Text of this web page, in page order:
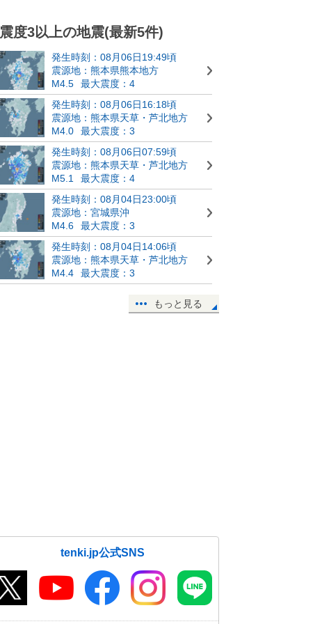
震度3以上の地震(最新5件)
発生時刻：08月06日19:49頃
震源地：熊本県熊本地方
M4.5
最大震度：4
発生時刻：08月06日16:18頃
震源地：熊本県天草・芦北地方
M4.0
最大震度：3
発生時刻：08月06日07:59頃
震源地：熊本県天草・芦北地方
M5.1
最大震度：4
発生時刻：08月04日23:00頃
震源地：宮城県沖
M4.6
最大震度：3
発生時刻：08月04日14:06頃
震源地：熊本県天草・芦北地方
M4.4
最大震度：3
もっと見る
tenki.jp公式SNS